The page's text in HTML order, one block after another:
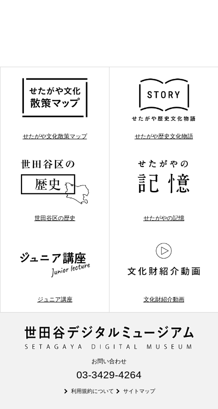
せたがや文化散策マップ せたがや歴史文化物語
世田谷区の歴史 せたがやの記憶
ジュニア講座 文化財紹介動画
お問い合わせ
03-3429-4264
利用規約について サイトマップ